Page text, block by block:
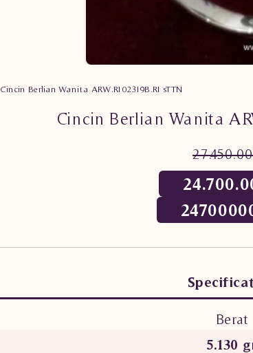
Cincin Berlian Wanita ARW.R102319B.RI sTTN
Cincin Berlian Wanita
Berat
5.130